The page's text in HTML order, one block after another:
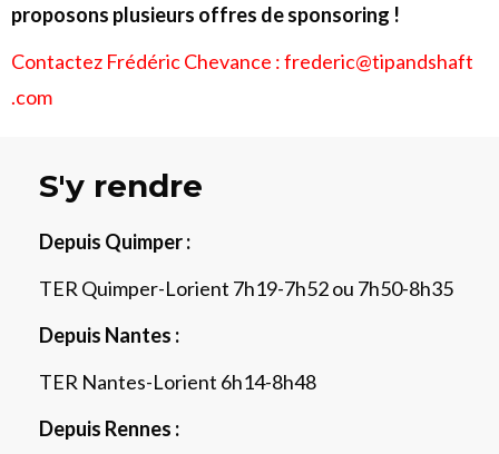
proposons plusieurs offres de sponsoring !
Contactez Frédéric Chevance :frederic@tipandshaft
.com
S'y rendre
Depuis Quimper :
TER Quimper-Lorient 7h19-7h52 ou 7h50-8h35
Depuis Nantes :
TER Nantes-Lorient 6h14-8h48
Depuis Rennes :